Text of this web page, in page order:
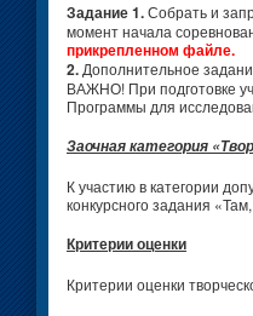
Задание 1.Собрать и
момент начала
прикрепленном файле.
2. Дополнительное
ВАЖНО! При подготовке
Программы для
Заочная категория
К участию в категории
конкурсного задания
Критерии оценки
Критерии оценки